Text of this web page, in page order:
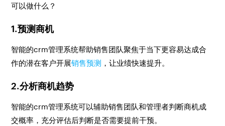
可以做什么？
1.预测商机
智能的crm管理系统帮助销售团队聚焦于当下更容易达成合
作的潜在客户开展销售预测 ，让业绩快速提升。
2.分析商机趋势
智能的crm管理系统可以辅助销售团队和管理者判断商机成
交概率，充分评估后判断是否需要提前干预。